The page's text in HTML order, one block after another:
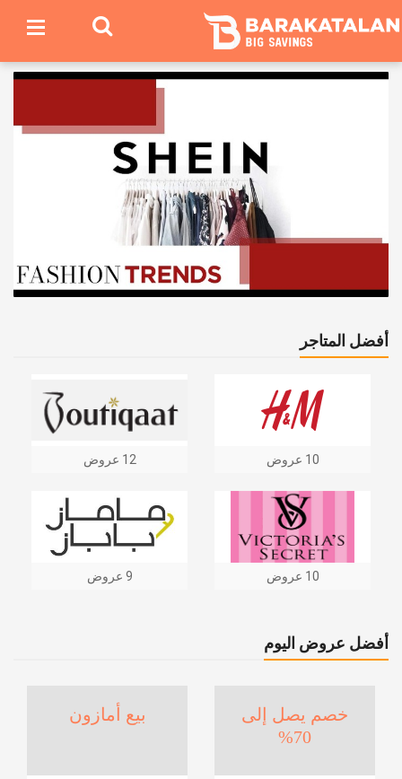
أفضل المتاجر
12 عروض 10 عروض
9 عروض 10 عروض
أفضل عروض اليوم
بيع أمازون
خصم يصل إلى
70%